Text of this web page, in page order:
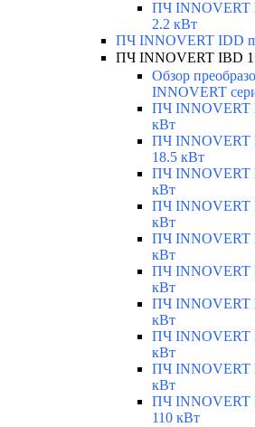
ПЧ INNOVERT
2.2 кВт
ПЧ INNOVERT IDD
ПЧ INNOVERT IBD
Обзор
INNOVERT
ПЧ INNOVERT
кВт
ПЧ INNOVERT
18.5 кВт
ПЧ INNOVERT
кВт
ПЧ INNOVERT
кВт
ПЧ INNOVERT
кВт
ПЧ INNOVERT
кВт
ПЧ INNOVERT
кВт
ПЧ INNOVERT
кВт
ПЧ INNOVERT
кВт
ПЧ INNOVERT
110 кВт